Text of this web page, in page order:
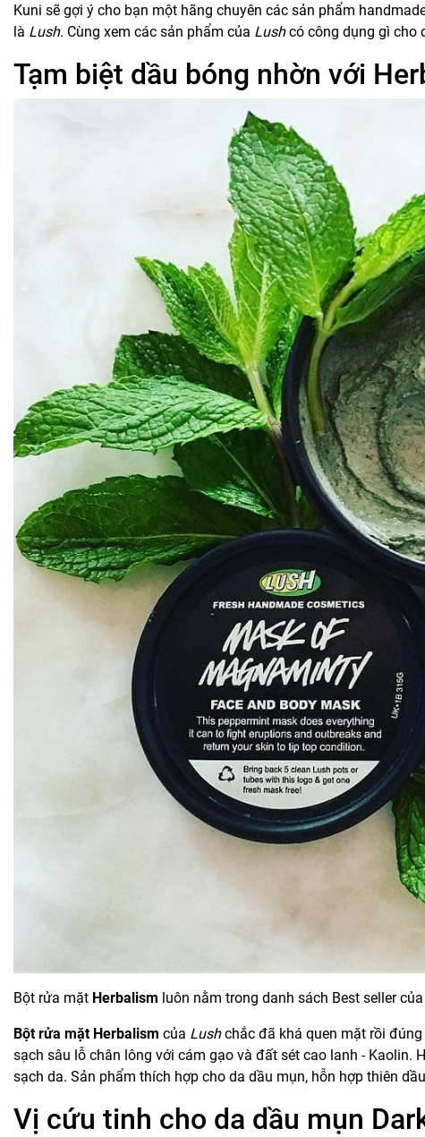
Kuni sẽ gợi ý cho bạn một hãng chuyên các sản phẩm
là Lush. Cùng xem các sản phẩm của Lushcó công dụng gì cho
Tạm biệt dầu bóng nhờn với
Bột rửa mặt Herbalism luôn nằm trong danh sách Best seller của
Bột rửa mặt Herbalism của Lushchắc đã khá quen mặt rồi
sạch sâu lỗ chân lông với cám gạo và đất sét cao lanh -
sạch da. Sản phẩm thích hợp cho da dầu mụn, hỗn hợp thiên
Vị cứu tinh cho da dầu mụn